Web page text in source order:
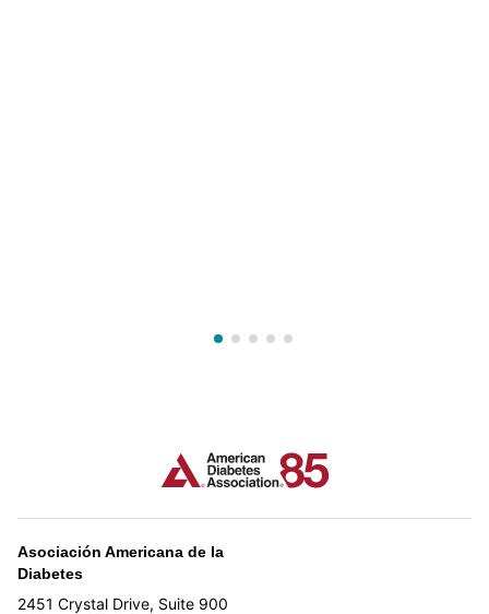
Asociación Americana de la
Diabetes
2451 Crystal Drive, Suite 900